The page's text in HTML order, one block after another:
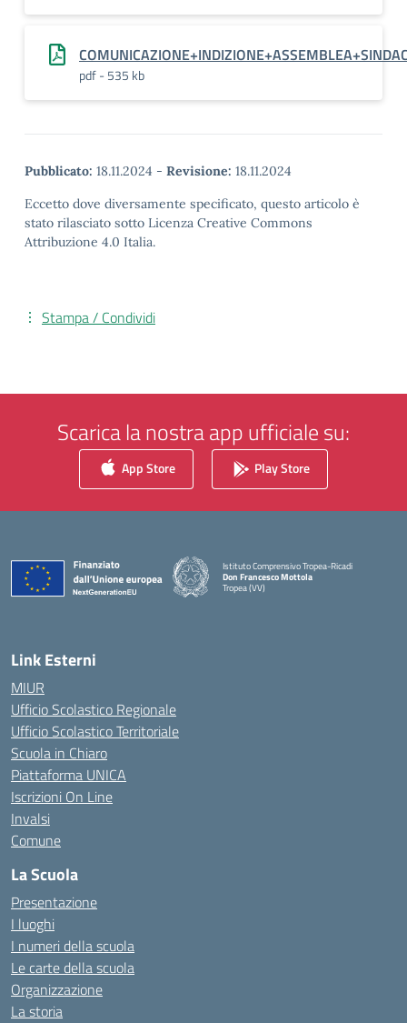
pdf - 535 kb
Pubblicato: 18.11.2024 - Revisione: 18.11.2024
Eccetto dove diversamente specificato, questo articolo è
stato rilasciato sotto Licenza Creative Commons
Attribuzione 4.0 Italia.
Stampa / Condividi
Scarica la nostra app ufficiale su:
App Store Play Store
Istituto Comprensivo Tropea-Ricadi
Don Francesco Mottola
Tropea (VV)
— Visita la pagina iniziale della scuola
Link Esterni
MIUR
Ufficio Scolastico Regionale
Ufficio Scolastico Territoriale
Scuola in Chiaro
Piattaforma UNICA
Iscrizioni On Line
Invalsi
Comune
La Scuola
Presentazione
I luoghi
I numeri della scuola
Le carte della scuola
Organizzazione
La storia